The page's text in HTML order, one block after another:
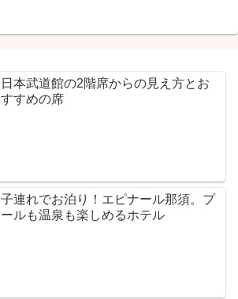
日本武道館の2階席からの見え方とお
すすめの席
子連れでお泊り！エピナール那須。プ
ールも温泉も楽しめるホテル